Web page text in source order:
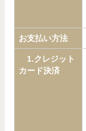
お支払い方法
1.クレジット
カード決済